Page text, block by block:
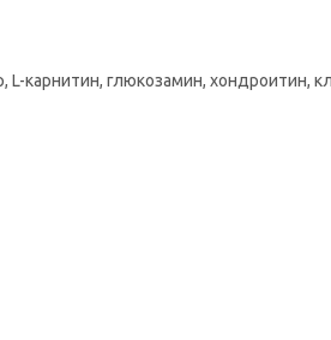
карнитин, глюкозамин, хондроитин,